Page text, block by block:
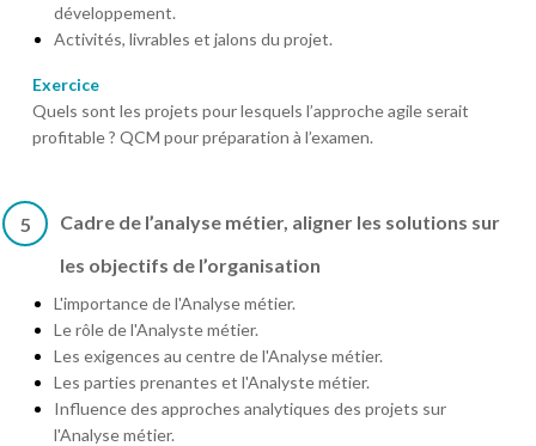
développement.
Activités, livrables et jalons du projet.
Exercice
Quels sont les projets pour lesquels l’approche agile serait
profitable ? QCM pour préparation à l’examen.
5
Cadre de l’analyse métier, aligner les solutions sur
les objectifs de l’organisation
L'importance de l'Analyse métier.
Le rôle de l'Analyste métier.
Les exigences au centre de l'Analyse métier.
Les parties prenantes et l'Analyste métier.
Influence des approches analytiques des projets sur
l'Analyse métier.